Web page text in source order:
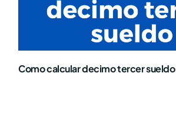
Como calcular decimo tercer sueldo